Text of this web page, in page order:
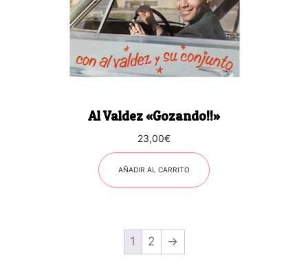
Al Valdez «Gozando!!»
23,00€
AÑADIR AL CARRITO
1 2 →